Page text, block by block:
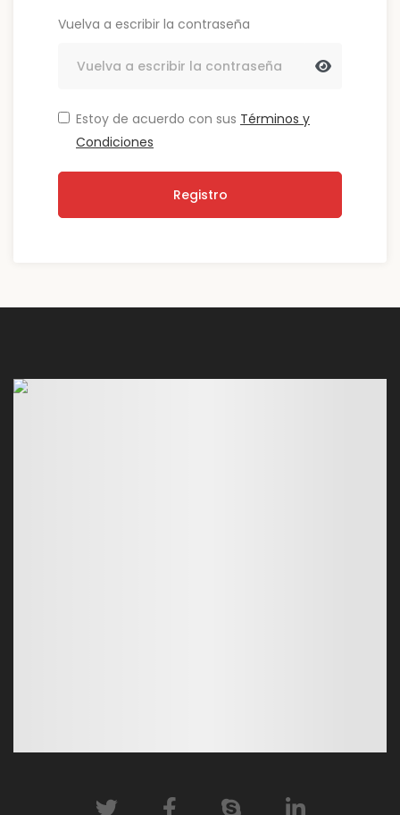
Vuelva a escribir la contraseña
Estoy de acuerdo con sus Términos y
Condiciones
Registro